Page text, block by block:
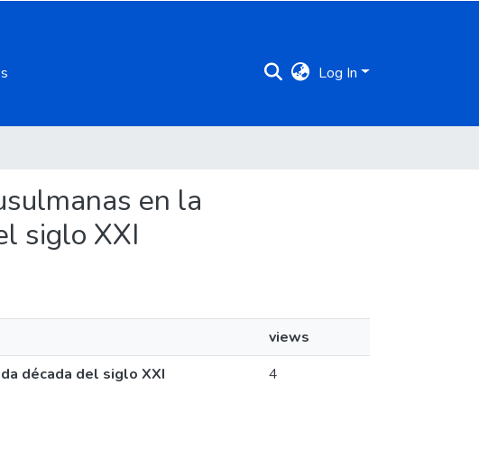
Log In
en la
siglo XXI
views
década del siglo XXI
4